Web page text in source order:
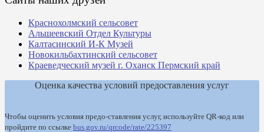
Краснохолмский сельсовет
Альшеевский Отдел Культуры
Калтасинский И-К Музей
Новокильбахтинский сельсовет
Краеведческий музей г. Оханск Пермский край
Оценка качества условий предоставления услуг
Чтобы оценить условия предо-ставления услуг, используйте QR-код или
пройдите по ссылке bus.gov.ru/qrcode/rate/225397